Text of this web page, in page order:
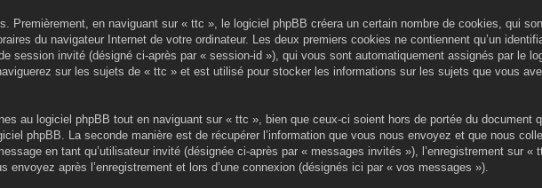
Premièrement, en naviguant sur « ttc », le logiciel phpBB créera un certain nombre de cookies, qui
du navigateur Internet de votre ordinateur. Les deux premiers cookies ne contiennent qu’un
session invité (désigné ci-après par « session-id »), qui vous sont automatiquement assignés par le
sur les sujets de « ttc » et est utilisé pour stocker les informations sur les sujets que vous
au logiciel phpBB tout en naviguant sur « ttc », bien que ceux-ci soient hors de portée du document
phpBB. La seconde manière est de récupérer l’information que vous nous envoyez et que nous
en tant qu’utilisateur invité (désignée ci-après par « messages invités »), l’enregistrement sur «
après l’enregistrement et lors d’une connexion (désignés ici par « vos messages »).